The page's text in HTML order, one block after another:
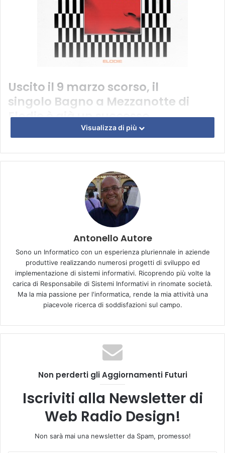
Uscito il 9 marzo scorso, il
singolo Bagno a Mezzanotte di
Elodie è già un successo.
Elodie torna con un brano pronto a far ballare tutti quanti.
romana, una canzone dalle note dance, scritta da Elisa e
In pochi giorni sta scalando le classifiche in radio e di
vendite su Itunes (fonte
laMusicainRadio.it
Bagno a mezzanotte: il significato
della canzone di Elodie
La cantante ha spiegato che il suo nuovo singolo è fatto
per ballare, scatenarsi e restare svegli fino all’alba a fare
festa. Una vera e propria iniezione di adrenalina insomma.
Advertisement
Visualizza di più
Antonello Autore
Sono un Informatico con un esperienza pluriennale in aziende
produttive realizzando numerosi progetti di sviluppo ed
implementazione di sistemi informativi. Ricoprendo più volte la
carica di Responsabile di Sistemi Informativi in rinomate società.
Ma la mia passione per l'informatica, rende la mia attività una
piacevole ricerca di soddisfazioni sul campo.
Non perderti gli Aggiornamenti Futuri
Iscriviti alla Newsletter di
Web Radio Design!
Non sarà mai una newsletter da Spam, promesso!